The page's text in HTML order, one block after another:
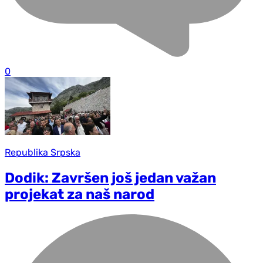
0
Republika Srpska
Dodik: Završen još jedan važan
projekat za naš narod